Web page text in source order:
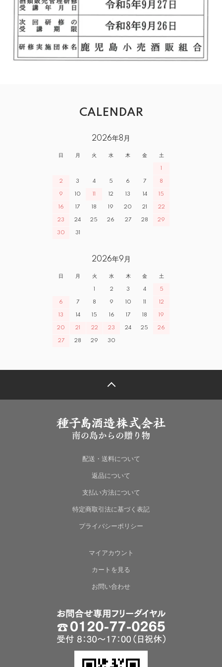
CALENDAR
2026年8月
日 月 火 水 木 金 土
2 3 4 5 6 7 8
9 10 12 13 14 15
16 17 18 19 20 21 22
23 24 25 26 27 28 29
30 31
2026年9月
日 月 火 水 木 金 土
2 3 4 5
6 7 8 9 10 12
13 14 15 16 17 18 19
20 21 22 23 24 25 26
27 28 29 30
配送・送料について
返品について
支払い方法について
特定商取引法に基づく表記
プライバシーポリシー
マイアカウント
カートを見る
お問い合わせ